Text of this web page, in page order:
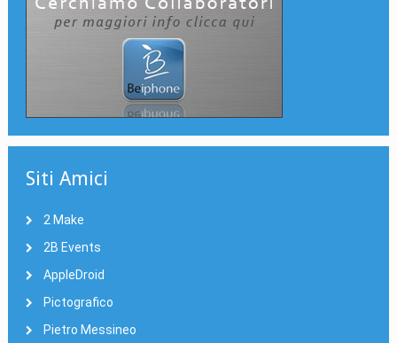
Siti Amici
2 Make
2B Events
AppleDroid
Pictografico
Pietro Messineo